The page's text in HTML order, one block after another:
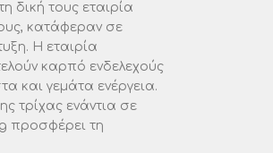
δική τους εταιρία
κατάφεραν σε
Η εταιρία
καρπό ενδελεχούς
και γεμάτα ενέργεια.
τρίχας ενάντια σε
προσφέρει τη